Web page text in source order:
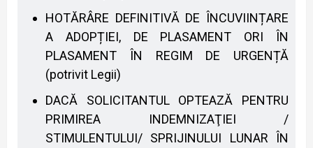
HOTĂRÂRE DEFINITIVĂ DE ÎNCUVIINȚARE
A ADOPȚIEI, DE PLASAMENT ORI ÎN
PLASAMENT ÎN REGIM DE URGENȚĂ
(potrivit Legii)
DACĂ SOLICITANTUL OPTEAZĂ PENTRU
PRIMIREA INDEMNIZAŢIEI /
STIMULENTULUI/ SPRIJINULUI LUNAR ÎN